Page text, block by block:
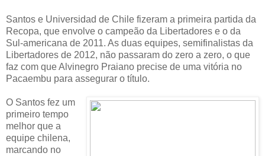
Santos e Universidad de Chile fizeram a primeira partida da
Recopa, que envolve o campeão da Libertadores e o da
Sul-americana de 2011. As duas equipes, semifinalistas da
Libertadores de 2012, não passaram do zero a zero, o que
faz com que Alvinegro Praiano precise de uma vitória no
Pacaembu para assegurar o título.
O Santos fez um
primeiro tempo
melhor que a
equipe chilena,
marcando no